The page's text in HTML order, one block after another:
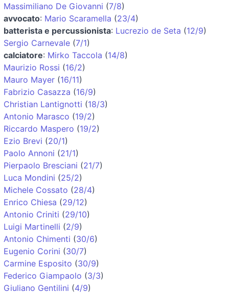
Massimiliano De Giovanni (7/8)
avvocato: Mario Scaramella (23/4)
batterista e percussionista: Lucrezio de Seta (12/9)
Sergio Carnevale (7/1)
calciatore: Mirko Taccola (14/8)
Maurizio Rossi (16/2)
Mauro Mayer (16/11)
Fabrizio Casazza (16/9)
Christian Lantignotti (18/3)
Antonio Marasco (19/2)
Riccardo Maspero (19/2)
Ezio Brevi (20/1)
Paolo Annoni (21/1)
Pierpaolo Bresciani (21/7)
Luca Mondini (25/2)
Michele Cossato (28/4)
Enrico Chiesa (29/12)
Antonio Criniti (29/10)
Luigi Martinelli (2/9)
Antonio Chimenti (30/6)
Eugenio Corini (30/7)
Carmine Esposito (30/9)
Federico Giampaolo (3/3)
Giuliano Gentilini (4/9)